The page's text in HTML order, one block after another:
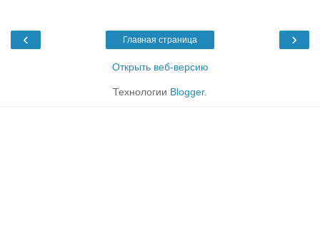
‹ ›
Главная страница
Открыть веб-версию
Технологии Blogger.